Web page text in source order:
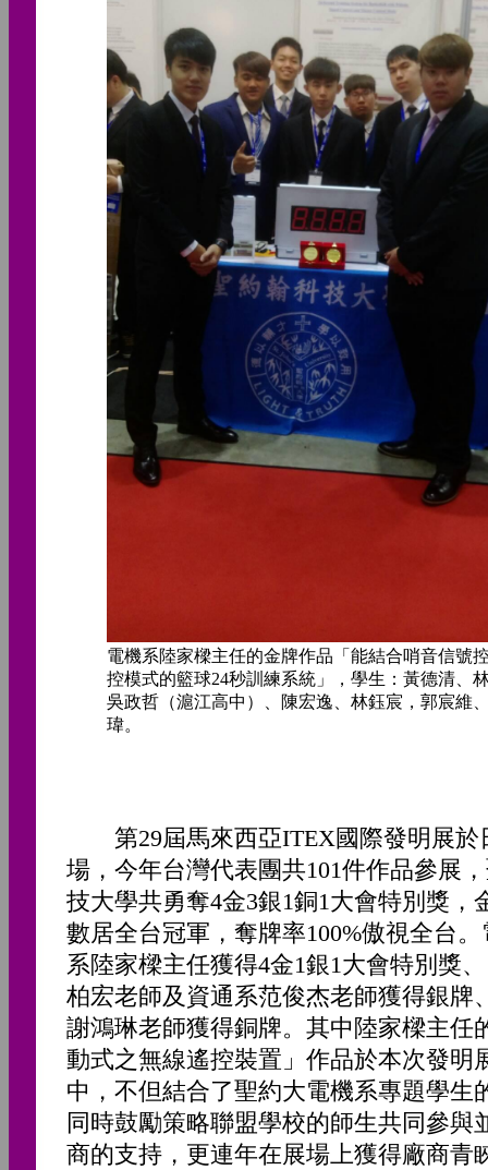
電機系陸家樑主任的金牌作品「能結合哨音信號
控模式的籃球24秒訓練系統」，學生：黃德清、
吳政哲（滬江高中）、陳宏逸、林鈺宸，郭宸維
瑋。
第29屆馬來西亞ITEX國際發明展於
場，今年台灣代表團共101件作品參展
技大學共勇奪4金3銀1銅1大會特別獎，
數居全台冠軍，奪牌率100%傲視全台
系陸家樑主任獲得4金1銀1大會特別獎
柏宏老師及資通系范俊杰老師獲得銀牌
謝鴻琳老師獲得銅牌。其中陸家樑主任
動式之無線遙控裝置」作品於本次發明
中，不但結合了聖約大電機系專題學生
同時鼓勵策略聯盟學校的師生共同參與
商的支持，更連年在展場上獲得廠商青